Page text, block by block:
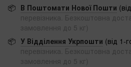
📦 В Поштомати Нової Пошти
перевізника. Безкоштовна
замовлення до 5 кг)
📦 У Відділення Укрпошти (від 1-
перевізника. Безкоштовна
замовлення до 5 кг)